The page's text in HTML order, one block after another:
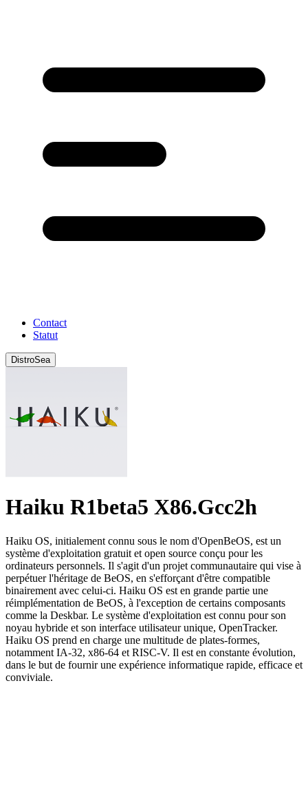
Contact
Statut
DistroSea
Haiku R1beta5 X86.Gcc2h
Haiku OS, initialement connu sous le nom d'OpenBeOS, est un
système d'exploitation gratuit et open source conçu pour les
ordinateurs personnels. Il s'agit d'un projet communautaire qui vise à
perpétuer l'héritage de BeOS, en s'efforçant d'être compatible
binairement avec celui-ci. Haiku OS est en grande partie une
réimplémentation de BeOS, à l'exception de certains composants
comme la Deskbar. Le système d'exploitation est connu pour son
noyau hybride et son interface utilisateur unique, OpenTracker.
Haiku OS prend en charge une multitude de plates-formes,
notamment IA-32, x86-64 et RISC-V. Il est en constante évolution,
dans le but de fournir une expérience informatique rapide, efficace et
conviviale.